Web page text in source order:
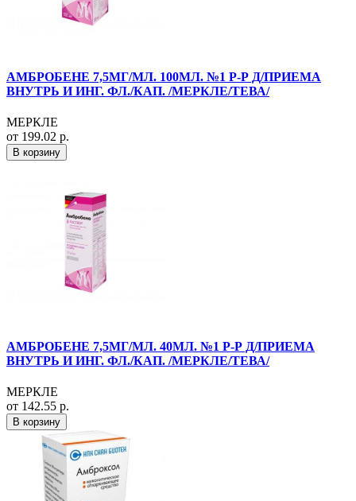
АМБРОБЕНЕ 7,5МГ/МЛ. 100МЛ. №1 Р-Р Д/ПРИЕМА
ВНУТРЬ И ИНГ. ФЛ./КАП. /МЕРКЛЕ/ТЕВА/
МЕРКЛЕ
от 199.02 р.
В корзину
АМБРОБЕНЕ 7,5МГ/МЛ. 40МЛ. №1 Р-Р Д/ПРИЕМА
ВНУТРЬ И ИНГ. ФЛ./КАП. /МЕРКЛЕ/ТЕВА/
МЕРКЛЕ
от 142.55 р.
В корзину